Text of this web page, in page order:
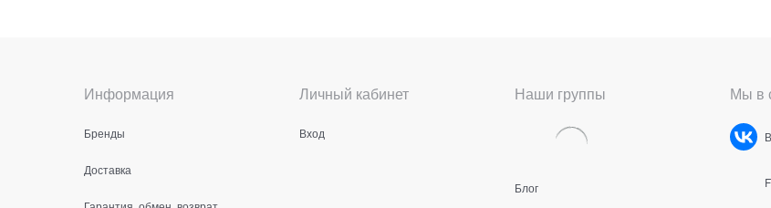
Информация
Бренды
Доставка
Личный кабинет
Вход
Наши группы
Блог
Мы в